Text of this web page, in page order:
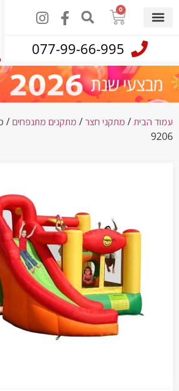
0
077-99-66-995
עמוד הבית/ מתקני חצר/ מתקנים מתנפחים
9206